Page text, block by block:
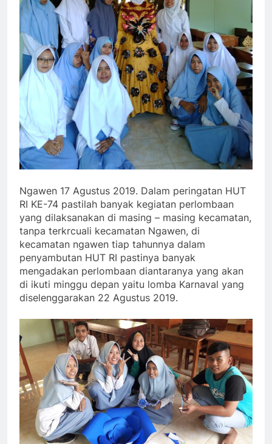
Ngawen 17 Agustus 2019. Dalam peringatan HUT
RI KE-74 pastilah banyak kegiatan perlombaan
yang dilaksanakan di masing – masing kecamatan,
tanpa terkrcuali kecamatan Ngawen, di
kecamatan ngawen tiap tahunnya dalam
penyambutan HUT RI pastinya banyak
mengadakan perlombaan diantaranya yang akan
di ikuti minggu depan yaitu lomba Karnaval yang
diselenggarakan 22 Agustus 2019.